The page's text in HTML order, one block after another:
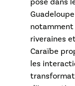
pose dans
riveraines
Caraïbe
les